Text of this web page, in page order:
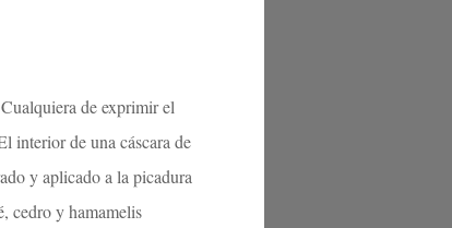
de exprimir el
interior de una cáscara de
y aplicado a la picadura
cedro y hamamelis